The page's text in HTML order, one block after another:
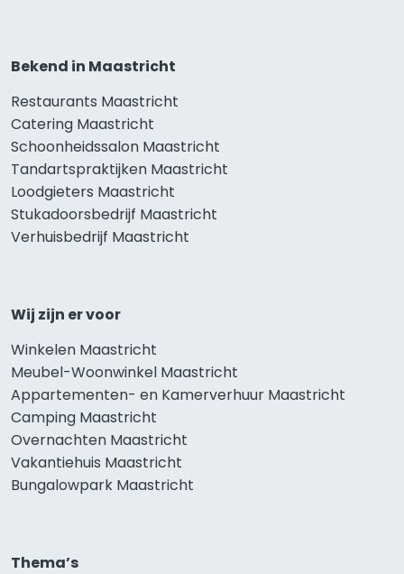
Bekend in Maastricht
Restaurants Maastricht
Catering Maastricht
Schoonheidssalon Maastricht
Tandartspraktijken Maastricht
Loodgieters Maastricht
Stukadoorsbedrijf Maastricht
Verhuisbedrijf Maastricht
Wij zijn er voor
Winkelen Maastricht
Meubel-Woonwinkel Maastricht
Appartementen- en Kamerverhuur Maastricht
Camping Maastricht
Overnachten Maastricht
Vakantiehuis Maastricht
Bungalowpark Maastricht
Thema’s